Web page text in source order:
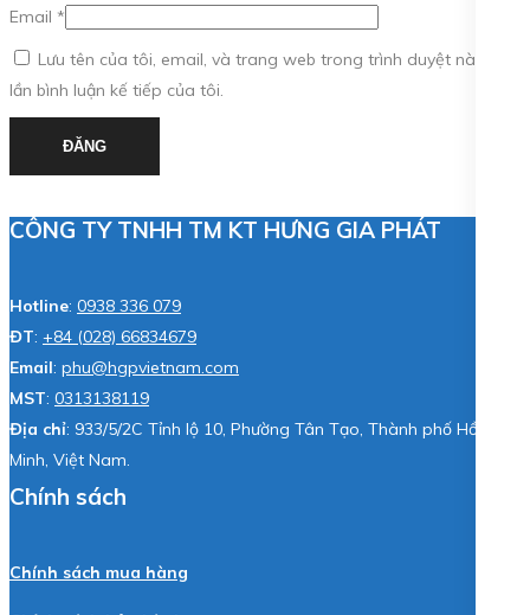
Email *
Lưu tên của tôi, email, và trang web trong trình duyệt này cho
lần bình luận kế tiếp của tôi.
ĐĂNG
CÔNG TY TNHH TM KT HƯNG GIA PHÁT
Hotline: 0938 336 079
ĐT: +84 (028) 66834679
Email: phu@hgpvietnam.com
MST: 0313138119
Địa chỉ: 933/5/2C Tỉnh lộ 10, Phường Tân Tạo, Thành phố Hồ Chí
Minh, Việt Nam.
Chính sách
Chính sách mua hàng